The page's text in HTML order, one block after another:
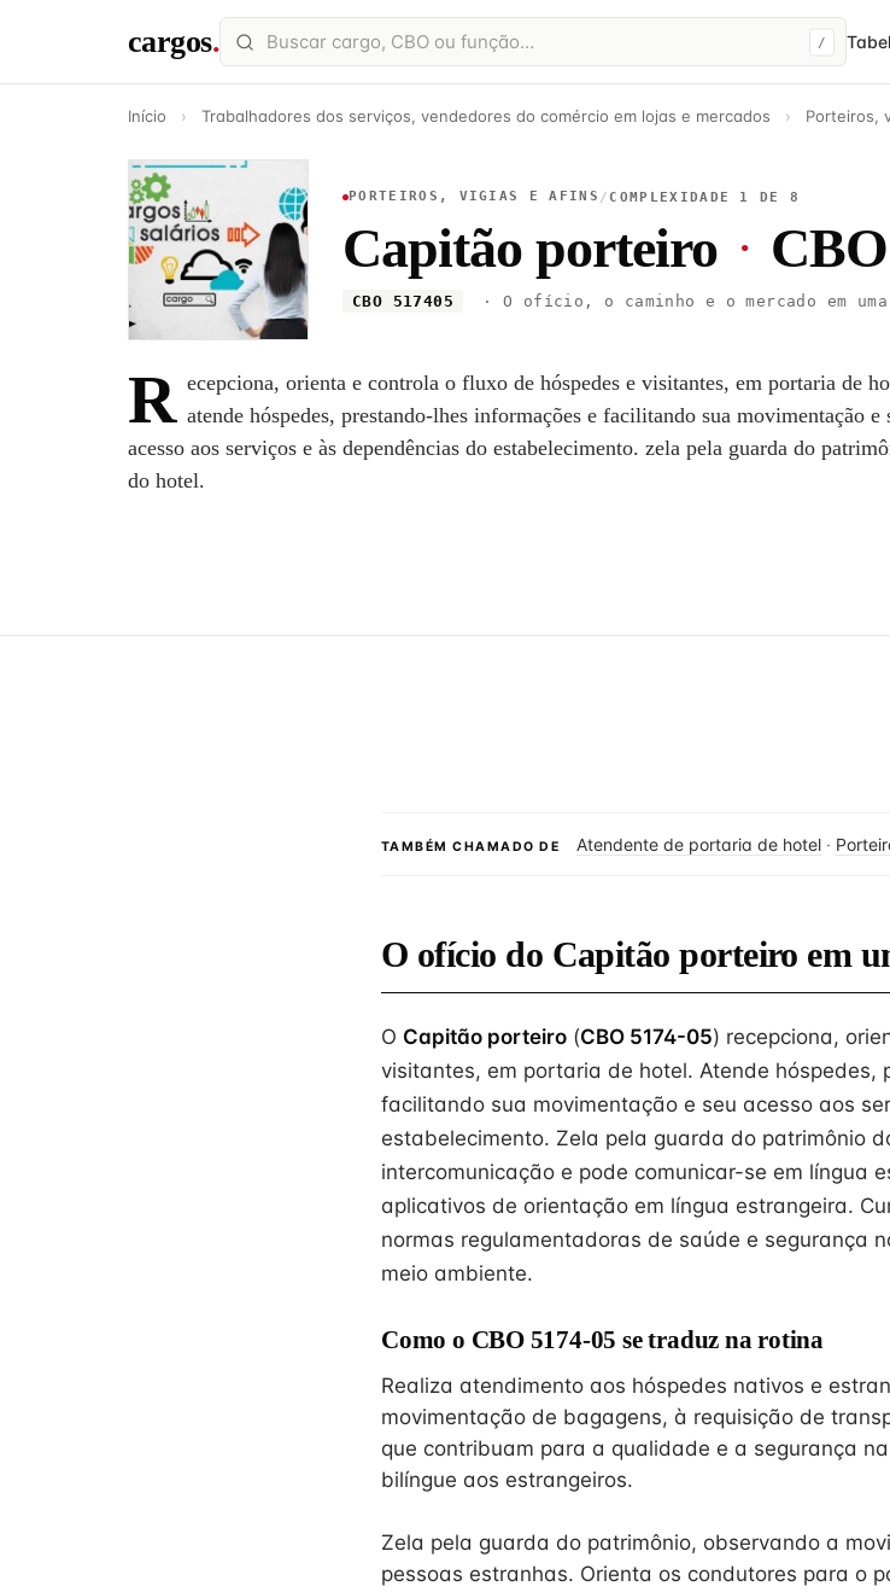
cargos. /
Início › Trabalhadores dos serviços, vendedores do comércio em lojas e mercados › Porteiros,
PORTEIROS, VIGIAS E AFINS / COMPLEXIDADE 1 DE 8
Capitão porteiro ·
CBO 517405 · O ofício, o caminho e o mercado em
R ecepciona, orienta e controla o fluxo de hóspedes e visitantes, em portaria de
atende hóspedes, prestando-lhes informações e facilitando sua movimentação e
acesso aos serviços e às dependências do estabelecimento. zela pela guarda do
do hotel.
TAMBÉM CHAMADO DE Atendente de portaria de hotel ·
O ofício do Capitão porteiro em
O Capitão porteiro (CBO 5174-05) recepciona,
visitantes, em portaria de hotel. Atende hóspedes,
facilitando sua movimentação e seu acesso aos
estabelecimento. Zela pela guarda do patrimônio
intercomunicação e pode comunicar-se em língua
aplicativos de orientação em língua estrangeira.
normas regulamentadoras de saúde e segurança
meio ambiente.
Como o CBO 5174-05 se traduz na rotina
Realiza atendimento aos hóspedes nativos e
movimentação de bagagens, à requisição de
que contribuam para a qualidade e a segurança
bilíngue aos estrangeiros.
Zela pela guarda do patrimônio, observando a
pessoas estranhas. Orienta os condutores para o